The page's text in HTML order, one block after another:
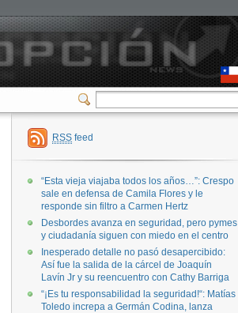
RSS feed
“Esta vieja viajaba todos los años…”: Crespo
sale en defensa de Camila Flores y le
responde sin filtro a Carmen Hertz
Desbordes avanza en seguridad, pero pymes
y ciudadanía siguen con miedo en el centro
Inesperado detalle no pasó desapercibido:
Así fue la salida de la cárcel de Joaquín
Lavín Jr y su reencuentro con Cathy Barriga
“¡Es tu responsabilidad la seguridad!“: Matías
Toledo increpa a Germán Codina, lanza